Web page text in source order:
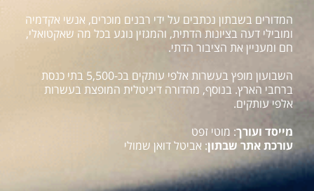
המדורים בשבתון נכתבים על ידי רבנים מוכרים, אנשי אקדמיה
ומובילי דעה בציונות הדתית, והמגזין נוגע בכל מה שאקטואלי,
חם ומעניין את הציבור הדתי.
השבועון מופץ בעשרות אלפי עותקים בכ-5,500 בתי כנסת
ברחבי הארץ. בנוסף, מהדורה דיגיטלית המופצת בעשרות
אלפי עותקים.
מייסד ועורך: מוטי זפט
עורכת אתר שבתון: אביטל דואן שמולי